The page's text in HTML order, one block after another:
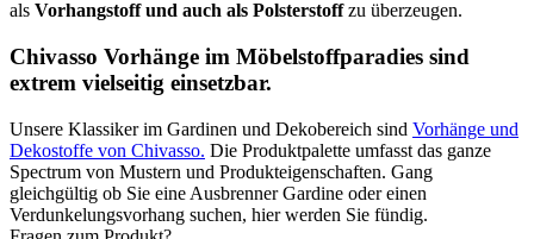
als Vorhangstoff und auch als Polsterstoffzu überzeugen.
Chivasso Vorhänge im Möbelstoffparadies sind
extrem vielseitig einsetzbar.
Unsere Klassiker im Gardinen und Dekobereich sind Vorhänge und
Dekostoffe von Chivasso. Die Produktpalette umfasst das ganze
Spectrum von Mustern und Produkteigenschaften. Gang
gleichgültig ob Sie eine Ausbrenner Gardine oder einen
Verdunkelungsvorhang suchen, hier werden Sie fündig.